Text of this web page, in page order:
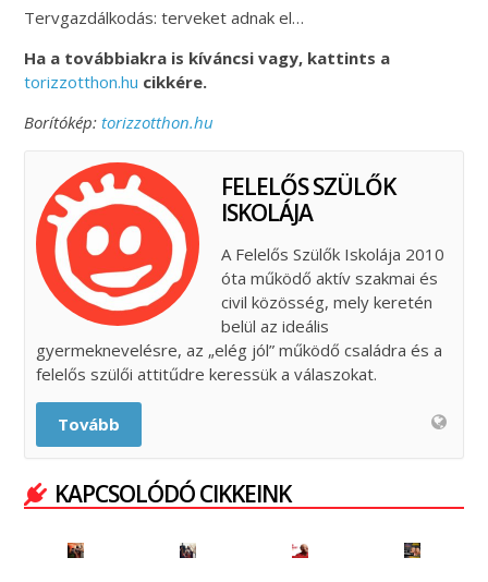
Tervgazdálkodás: terveket adnak el…
Ha a továbbiakra is kíváncsi vagy, kattints a
torizzotthon.hu cikkére.
Borítókép:torizzotthon.hu
FELELŐS SZÜLŐK
ISKOLÁJA
A Felelős Szülők Iskolája 2010
óta működő aktív szakmai és
civil közösség, mely keretén
belül az ideális
gyermeknevelésre, az „elég jól” működő családra és a
felelős szülői attitűdre keressük a válaszokat.
Tovább
KAPCSOLÓDÓ CIKKEINK